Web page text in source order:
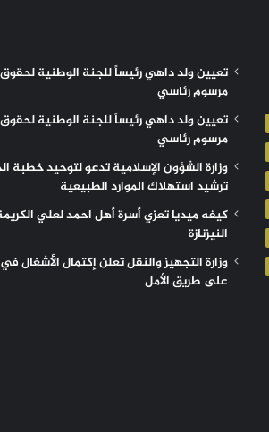
تعيين ولد داهي رئيساً للجنة الوطنية
مرسوم رئاسي
تعيين ولد داهي رئيساً للجنة الوطنية
مرسوم رئاسي
وزارة الشؤون الإسلامية تدعو لتوحيد
ترشيد استهلاك الموارد الطبيعية
كيفه ميديا تعزي أسرة أهل احمد لعلي
النيزنازة
وزارة التجهيز والنقل تعلن إكتمال
على طريق الأمل